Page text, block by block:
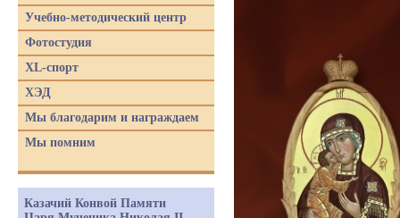
Учебно-методический центр
Фотостудия
XL-спорт
ХЭД
Мы благодарим и награждаем
Мы помним
Казачий Конвой Памяти